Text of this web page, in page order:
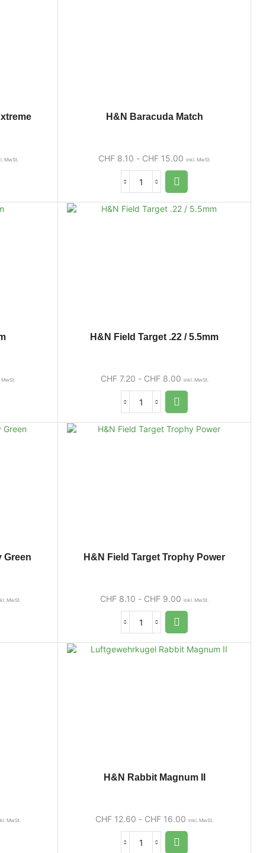
MwSt.
H&N Baracuda Match
CHF8.10 - CHF15.00 inkl. MwSt.
MwSt.
H&N Field Target .22 / 5.5mm
CHF7.20 - CHF8.00 inkl. MwSt.
Green
MwSt.
H&N Field Target Trophy Power
CHF 8.10 - CHF 9.00 inkl. MwSt.
MwSt.
H&N Rabbit Magnum II
CHF 12.60 - CHF 16.00 inkl. MwSt.